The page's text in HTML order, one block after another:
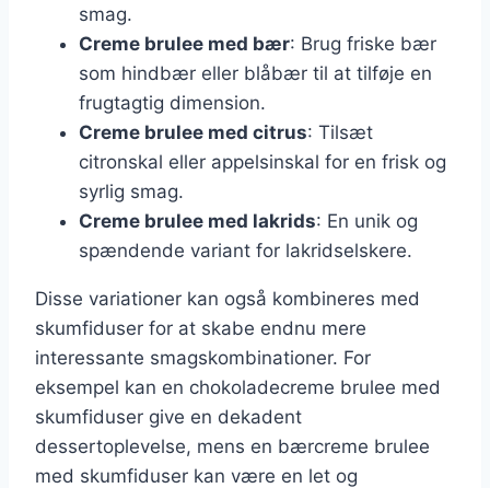
smag.
Creme brulee med bær: Brug friske bær
som hindbær eller blåbær til at tilføje en
frugtagtig dimension.
Creme brulee med citrus: Tilsæt
citronskal eller appelsinskal for en frisk og
syrlig smag.
Creme brulee med lakrids: En unik og
spændende variant for lakridselskere.
Disse variationer kan også kombineres med
skumfiduser for at skabe endnu mere
interessante smagskombinationer. For
eksempel kan en chokoladecreme brulee med
skumfiduser give en dekadent
dessertoplevelse, mens en bærcreme brulee
med skumfiduser kan være en let og